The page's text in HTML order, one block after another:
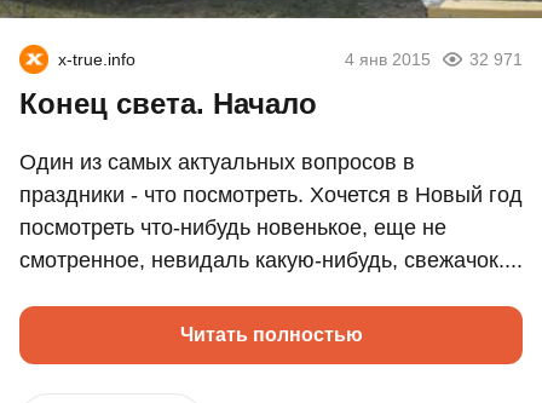
x-true.info 4 янв 2015 32 971
Конец света. Начало
Один из самых актуальных вопросов в
праздники - что посмотреть. Хочется в Новый год
посмотреть что-нибудь новенькое, еще не
смотренное, невидаль какую-нибудь, свежачок....
Читать полностью